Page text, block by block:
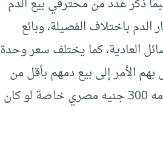
باختلاف الفصيلة، وبائع
العادية، كما يختلف سعر وحدة
بهم الأمر إلى بيع دمهم بأقل من
عشر جنيهات للوحدة الواحدة، بينما يستطيع البعض أن يتعدى سعر دمه 300 جنيه مصري خاصة لو كان